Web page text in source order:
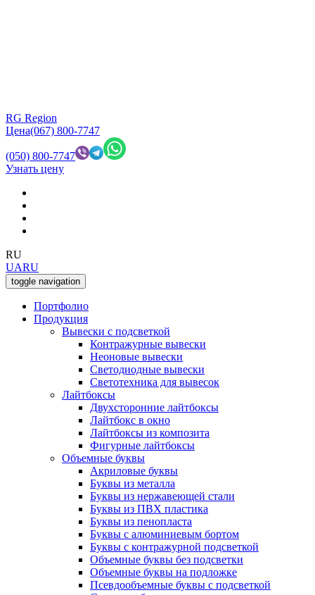
RG Region
Цена(067) 800-7747
(050) 800-7747
Узнать цену
RU
UARU
toggle navigation
Портфолио
Продукция
Вывески с подсветкой
Контражурные вывески
Неоновые вывески
Светодиодные вывески
Светотехника для вывесок
Лайтбоксы
Двухсторонние лайтбоксы
Лайтбокс в окно
Лайтбоксы из композита
Фигурные лайтбоксы
Объемные буквы
Акриловые буквы
Буквы из металла
Буквы из нержавеющей стали
Буквы из ПВХ пластика
Буквы из пенопласта
Буквы с алюминиевым бортом
Буквы с контражурной подсветкой
Объемные буквы без подсветки
Объемные буквы на подложке
Псевдообъемные буквы с подсветкой